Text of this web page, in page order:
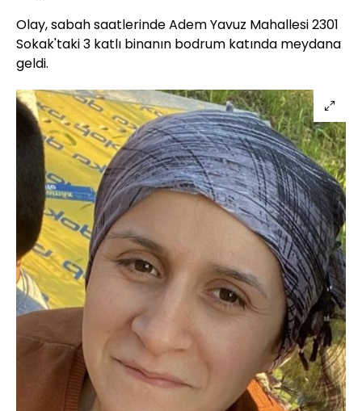
Olay, sabah saatlerinde Adem Yavuz Mahallesi 2301
Sokak'taki 3 katlı binanın bodrum katında meydana
geldi.